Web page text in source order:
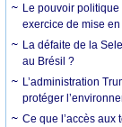
Le pouvoir
exercice de mise
La défaite de la
au Brésil ?
L’administration
protéger
Ce que l’accès